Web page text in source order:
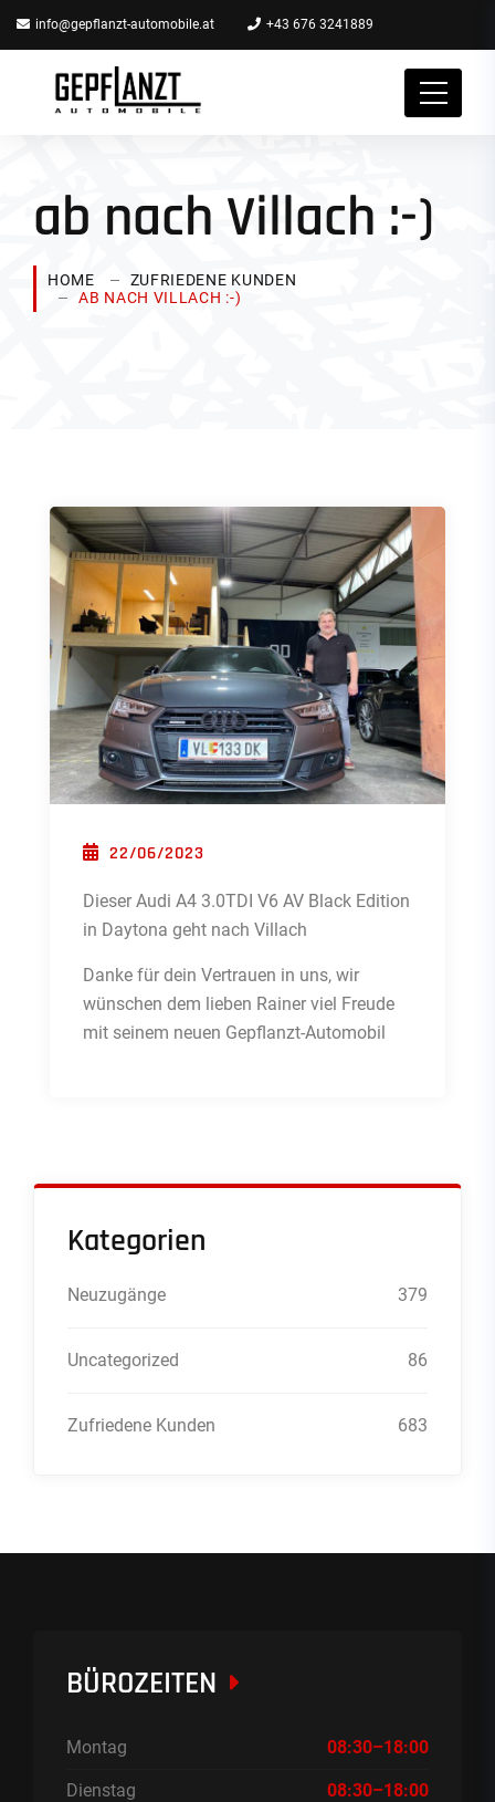
info@gepflanzt-automobile.at +43 676 3241889
ab nach Villach :-)
HOME
ZUFRIEDENE KUNDEN
AB NACH VILLACH :-)
POSTED ON
22/06/2023
Dieser Audi A4 3.0TDI V6 AV Black Edition
in Daytona geht nach Villach
Danke für dein Vertrauen in uns, wir
wünschen dem lieben Rainer viel Freude
mit seinem neuen Gepflanzt-Automobil
Kategorien
Neuzugänge 379
Uncategorized 86
Zufriedene Kunden 683
BÜROZEITEN
Montag 08:30–18:00
Dienstag 08:30–18:00